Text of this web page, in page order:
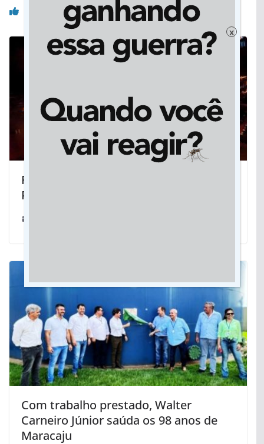
Você pode gostar também
Fogueira: Em homenagem a São
Pedro, Jateí faz sua maior festa
Com trabalho prestado, Walter
Carneiro Júnior saúda os 98 anos de
Maracaju
x